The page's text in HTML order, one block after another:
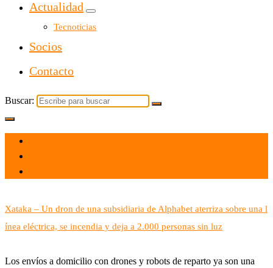
Actualidad
Tecnoticias
Socios
Contacto
Buscar:
Xataka – Un dron de una subsidiaria de Alphabet aterriza sobre una l
ínea eléctrica, se incendia y deja a 2.000 personas sin luz
Los envíos a domicilio con drones y robots de reparto ya son una